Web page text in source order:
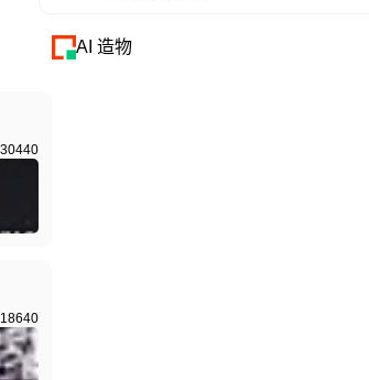
AI 造物
30440
18640